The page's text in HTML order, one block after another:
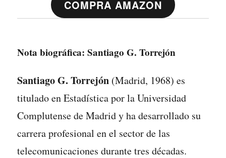
COMPRA AMAZON
Nota biográfica: Santiago G. Torrejón
Santiago G. Torrejón (Madrid, 1968) es
titulado en Estadística por la Universidad
Complutense de Madrid y ha desarrollado su
carrera profesional en el sector de las
telecomunicaciones durante tres décadas.